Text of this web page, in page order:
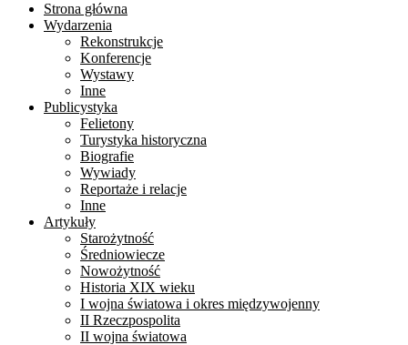
Strona główna
Wydarzenia
Rekonstrukcje
Konferencje
Wystawy
Inne
Publicystyka
Felietony
Turystyka historyczna
Biografie
Wywiady
Reportaże i relacje
Inne
Artykuły
Starożytność
Średniowiecze
Nowożytność
Historia XIX wieku
I wojna światowa i okres międzywojenny
II Rzeczpospolita
II wojna światowa